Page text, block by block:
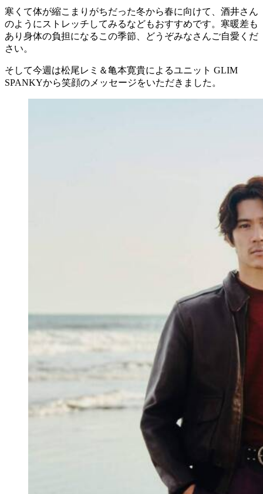
寒くて体が縮こまりがちだった冬から春に向けて、酒井さん
のようにストレッチしてみるなどもおすすめです。寒暖差も
あり身体の負担になるこの季節、どうぞみなさんご自愛くだ
さい。
そして今週は松尾レミ＆亀本寛貴によるユニット GLIM
SPANKYから笑顔のメッセージをいただきました。